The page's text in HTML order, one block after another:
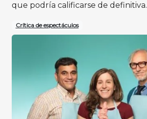
que podría calificarse de definitiva.
Crítica de espectáculos